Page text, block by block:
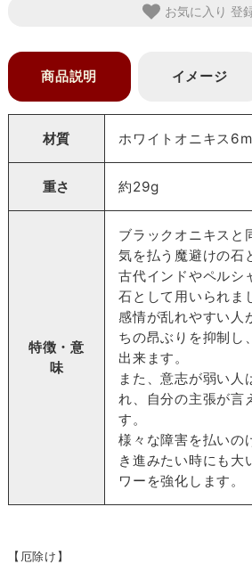
お気に入り
商品説明 イメージ
材質 ホワイトオニキス
重さ 約29g
特徴・意
味
ブラックオニキスと
気を払う魔避けの石
古代インドやペルシ
石として用いられま
感情が乱れやすい人
ちの昂ぶりを抑制し
出来ます。
また、意志が弱い人
れ、自分の主張が言
す。
様々な障害を払いの
き進みたい時にも大
ワーを強化します。
【厄除け】